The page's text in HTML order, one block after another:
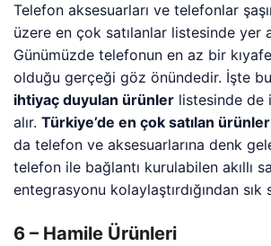
Telefon aksesuarları ve telefonlar
üzere en çok satılanlar listesinde yer
Günümüzde telefonun en az bir
olduğu gerçeği göz önündedir. İşte
ihtiyaç duyulan ürünler listesinde de
alır.Türkiye’de en çok satılan
da telefon ve aksesuarlarına denk
telefon ile bağlantı kurulabilen akıllı
entegrasyonu kolaylaştırdığından sık
6 – Hamile Ürünleri